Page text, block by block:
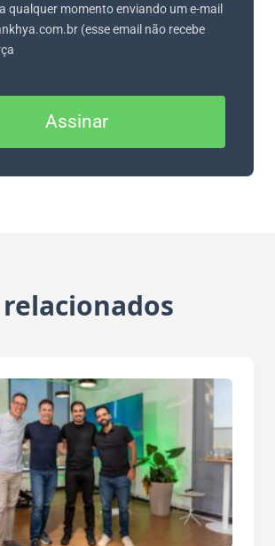
qualquer momento enviando um e-mail
(esse email não recebe
Assinar